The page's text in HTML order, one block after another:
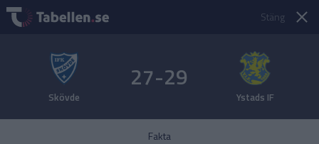
Stäng
Skövde
27-29
Ystads IF
Fakta